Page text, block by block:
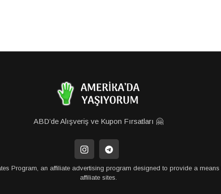
ABD’de Alışveriş ve Kupon Fırsatları 🤗
Program, an affiliate advertising program designed to provide a
affiliate sites.